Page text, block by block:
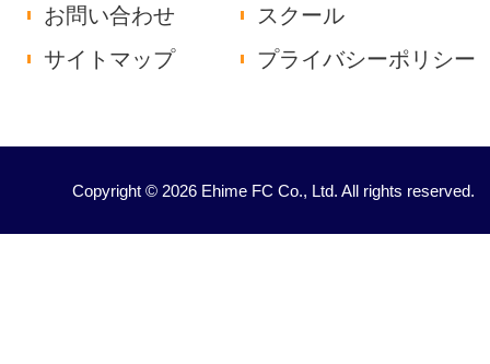
お問い合わせ
スクール
サイトマップ
プライバシーポリシー
Copyright © 2026 Ehime FC Co., Ltd. All rights reserved.